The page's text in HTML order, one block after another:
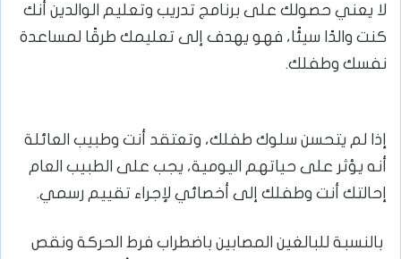
لا يعني حصولك على برنامج تدريب وتعليم الوالدين أنك
كنت والدًا سيئًا، فهو يهدف إلى تعليمك طرقًا لمساعدة
نفسك وطفلك.
إذا لم يتحسن سلوك طفلك، وتعتقد أنت وطبيب العائلة
أنه يؤثر على حياتهم اليومية، يجب على الطبيب العام
إحالتك أنت وطفلك إلى أخصائي لإجراء تقييم رسمي.
بالنسبة للبالغين المصابين باضطراب فرط الحركة ونقص